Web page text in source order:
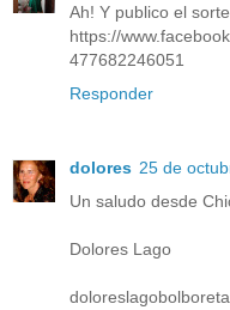
Ah! Y publico el
https://
477682246051
Responder
dolores 25 de
Un saludo desde
Dolores Lago